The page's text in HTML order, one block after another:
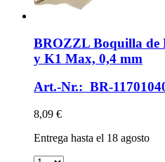
BROZZL Boquilla de
y K1 Max, 0,4 mm
Art.-Nr.: BR-
8,09 €
Entrega hasta el 18 agosto